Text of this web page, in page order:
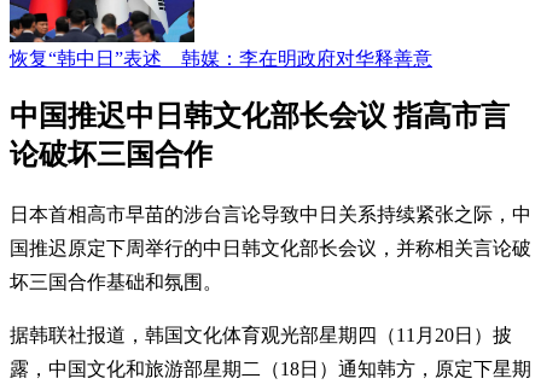
恢复“韩中日”表述 韩媒：李在明政府对华释善意
中国推迟中日韩文化部长会议 指高市言
论破坏三国合作
日本首相高市早苗的涉台言论导致中日关系持续紧张之际，中
国推迟原定下周举行的中日韩文化部长会议，并称相关言论破
坏三国合作基础和氛围。
据韩联社报道，韩国文化体育观光部星期四（11月20日）披
露，中国文化和旅游部星期二（18日）通知韩方，原定下星期